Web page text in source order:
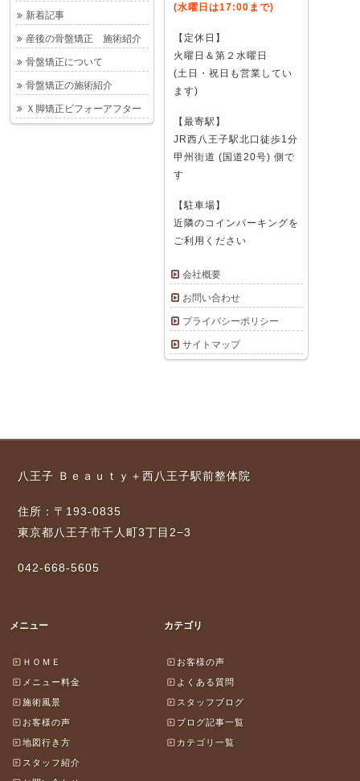
(水曜日は17:00まで)
【定休日】
火曜日＆第２水曜日
(土日・祝日も営業してい
ます)
【最寄駅】
JR西八王子駅北口徒歩1分
甲州街道 (国道20号) 側で
す
【駐車場】
近隣のコインパーキングを
ご利用ください
会社概要
お問い合わせ
プライバシーポリシー
サイトマップ
新着記事
産後の骨盤矯正 施術紹介
骨盤矯正について
骨盤矯正の施術紹介
Ｘ脚矯正ビフォーアフター
八王子 Ｂｅａｕｔｙ＋西八王子駅前整体院
住所：〒193-0835
東京都八王子市千人町3丁目2−3
042-668-5605
メニュー
ＨＯＭＥ
メニュー料金
施術風景
お客様の声
地図行き方
スタッフ紹介
カテゴリ
お客様の声
よくある質問
スタッフブログ
ブログ記事一覧
カテゴリ一覧